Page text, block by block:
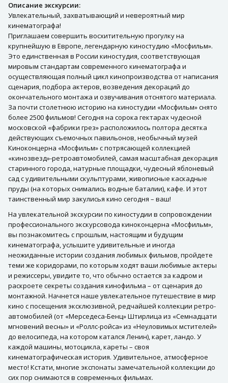
Описание экскурсии:
Увлекательный, захватывающий и невероятный мир
кинематографа!
Приглашаем совершить восхитительную прогулку на
крупнейшую в Европе, легендарную киностудию «Мосфильм».
Это единственная в России киностудия, соответствующая
мировым стандартам современного кинематографа и
осуществляющая полный цикл кинопроизводства от написания
сценария, подбора актеров, возведения декораций до
окончательного монтажа и озвучивания отснятого материала.
За почти столетнюю историю на киностудии «Мосфильм» снято
более 2500 фильмов! Сегодня на сорока гектарах чудесной
московской «фабрики грез» расположилось полтора десятка
действующих съемочных павильонов, необычный музей
Киноконцерна «Мосфильм» с потрясающей коллекцией
«кинозвезд»-ретроавтомобилей, самая масштабная декорация
старинного города, натурные площадки, чудесный яблоневый
сад с удивительными скульптурами, живописные каскадные
пруды (на которых снимались водные баталии), кафе. И этот
таинственный мир закулисья кино сегодня – ваш!
На увлекательной экскурсии по киностудии в сопровождении
профессионального экскурсовода киноконцерна «Мосфильм»,
вы познакомитесь с прошлым, настоящим и будущим
кинематографа, услышите удивительные и иногда
неожиданные истории создания любимых фильмов, пройдете
теми же коридорами, по которым ходят ваши любимые актеры
и режиссеры, увидите то, что обычно остается за кадром и
раскроете секреты создания кинофильма – от сценария до
монтажной. Начнется наше увлекательное путешествие в мир
кино с посещения эксклюзивной, редчайшей коллекции ретро-
автомобилей (от «Мерседеса-Бенц» Штирлица из «Семнадцати
мгновений весны» и «Роллс-ройса» из «Неуловимых мстителей»
до велосипеда, на котором катался Ленин), карет, ландо. У
каждой машины, мотоцикла, кареты – своя
кинематографическая история. Удивительное, атмосферное
место! Кстати, многие экспонаты замечательной коллекции до
сих пор снимаются в современных фильмах.